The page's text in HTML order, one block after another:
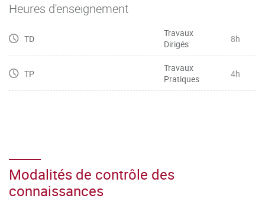
Heures d'enseignement
TD
Travaux
Dirigés
8h
TP
Travaux
Pratiques
4h
Modalités de contrôle des
connaissances